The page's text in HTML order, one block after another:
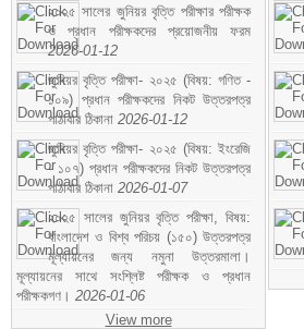
২০২৫ সালের জুনিয়র বৃত্তি পরীক্ষার পরীক্ষক
ও প্রধান পরীক্ষকদের প্রয়োজনীয় ফরম
2026-01-12
জুনিয়র বৃত্তি পরীক্ষা- ২০২৫ (বিষয়: গণিত -
১০৯) প্রধান পরীক্ষকদের নিকট উত্তরপত্র
পাঠাবার ঠিকানা 2026-01-12
জুনিয়র বৃত্তি পরীক্ষা- ২০২৫ (বিষয়: ইংরেজি
- ১০৭) প্রধান পরীক্ষকদের নিকট উত্তরপত্র
পাঠাবার ঠিকানা 2026-01-07
২০২৫ সালের জুনিয়র বৃত্তি পরীক্ষা, বিষয়:
বাংলাদেশ ও বিশ্ব পরিচয় (১৫০) উত্তরপত্র
মূল্যায়নের জন্য নমুনা উত্তরমালা।
মূল্যায়নের সাথে সংশ্লিষ্ট পরীক্ষক ও প্রধান
পরীক্ষকগণ। 2026-01-06
View more